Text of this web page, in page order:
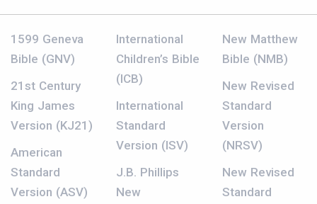
1599 Geneva
Bible (GNV)
21st Century
King James
Version (KJ21)
American
Standard
Version (ASV)
International
Children’s Bible
(ICB)
International
Standard
Version (ISV)
J.B. Phillips
New
New Matthew
Bible (NMB)
New Revised
Standard
Version
(NRSV)
New Revised
Standard